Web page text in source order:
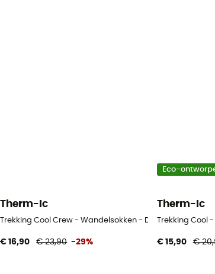
- Dames
Therm-Ic
Trekking Cool Crew - Wandelsokken - Dames
€ 16,90 € 23,90 -29%
Eco-
Therm-Ic
Trekking Cool
€ 15,90 €